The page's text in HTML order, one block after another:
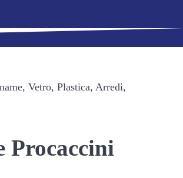
Vetro, Plastica, Arredi,
Procaccini